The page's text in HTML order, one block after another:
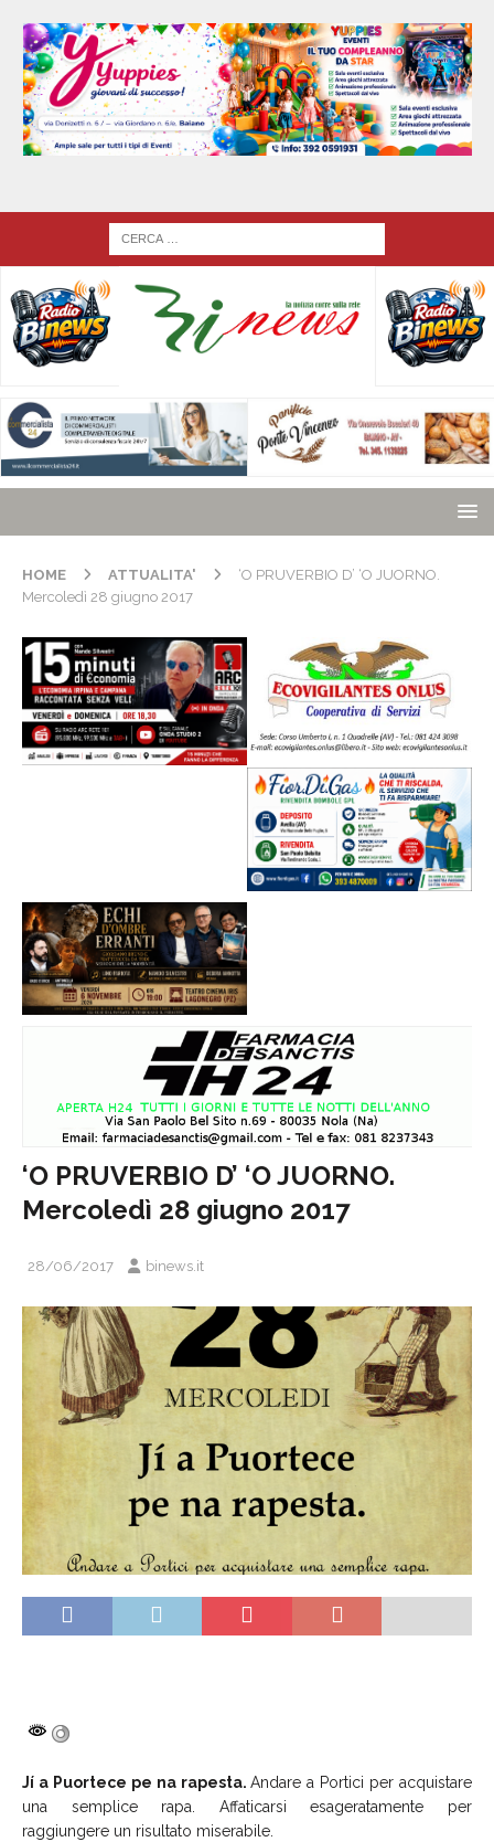
HOME ATTUALITA'
‘O PRUVERBIO D’ ‘O JUORNO.
Mercoledì 28 giugno 2017
‘O PRUVERBIO D’ ‘O JUORNO.
Mercoledì 28 giugno 2017
28/06/2017 binews.it
Jí a Puortece pe na rapesta.Andare a Portici per acquistare
una semplice rapa. Affaticarsi esageratamente per
raggiungere un risultato miserabile.